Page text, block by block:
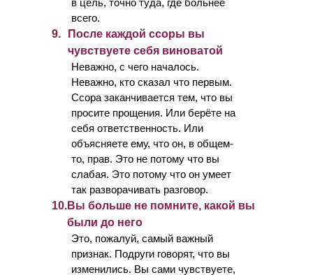
в цель, точно туда, где больнее
всего.
9.
После каждой ссоры вы
чувствуете себя виноватой
Неважно, с чего началось.
Неважно, кто сказал что первым.
Ссора заканчивается тем, что вы
просите прощения. Или берёте на
себя ответственность. Или
объясняете ему, что он, в общем-
то, прав. Это не потому что вы
слабая. Это потому что он умеет
так разворачивать разговор.
10.Вы больше не помните, какой вы
были до него
Это, пожалуй, самый важный
признак. Подруги говорят, что вы
изменились. Вы сами чувствуете,